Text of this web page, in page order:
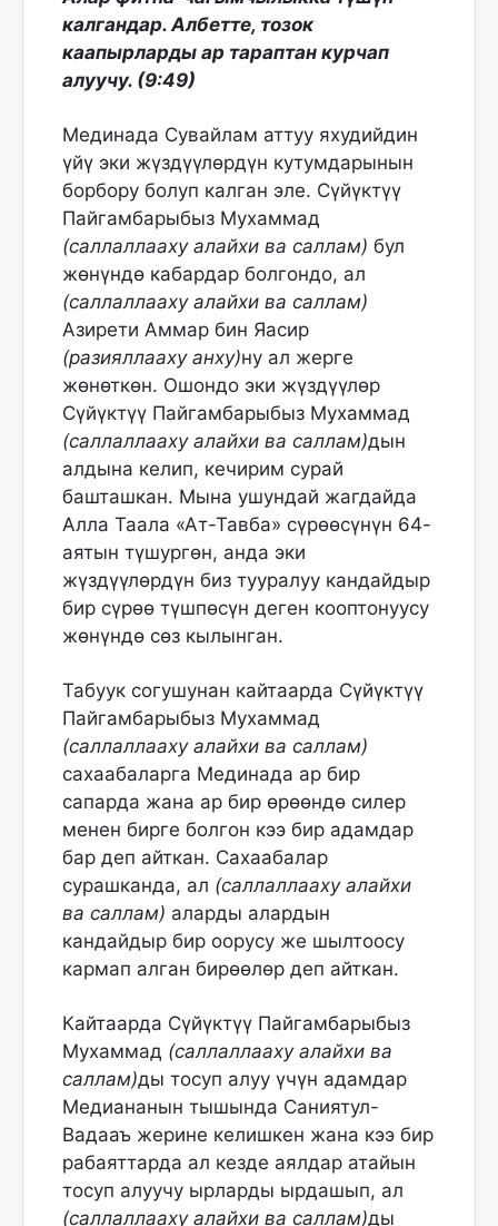
калгандар. Албетте, тозок
каапырларды ар тараптан курчап
алуучу. (9:49)
Мединада Сувайлам аттуу яхудийдин
үйү эки жүздүүлөрдүн кутумдарынын
борбору болуп калган эле. Сүйүктүү
Пайгамбарыбыз Мухаммад
(саллаллааху алайхи ва саллам) бул
жөнүндө кабардар болгондо, ал
(саллаллааху алайхи ва саллам)
Азирети Аммар бин Яасир
(разияллааху анху)ну ал жерге
жөнөткөн. Ошондо эки жүздүүлөр
Сүйүктүү Пайгамбарыбыз Мухаммад
(саллаллааху алайхи ва саллам)дын
алдына келип, кечирим сурай
башташкан. Мына ушундай жагдайда
Алла Таала «Ат-Тавба» сүрөөсүнүн 64-
аятын түшургөн, анда эки
жүздүүлөрдүн биз тууралуу кандайдыр
бир сүрөө түшпөсүн деген кооптонуусу
жөнүндө сөз кылынган.
Табуук согушунан кайтаарда Сүйүктүү
Пайгамбарыбыз Мухаммад
(саллаллааху алайхи ва саллам)
сахаабаларга Мединада ар бир
сапарда жана ар бир өрөөндө силер
менен бирге болгон кээ бир адамдар
бар деп айткан. Сахаабалар
сурашканда, ал (саллаллааху алайхи
ва саллам) аларды алардын
кандайдыр бир оорусу же шылтоосу
кармап алган бирөөлөр деп айткан.
Кайтаарда Сүйүктүү Пайгамбарыбыз
Мухаммад (саллаллааху алайхи ва
саллам)ды тосуп алуу үчүн адамдар
Медиананын тышында Саниятул-
Вадааъ жерине келишкен жана кээ бир
рабаяттарда ал кезде аялдар атайын
тосуп алуучу ырларды ырдашып, ал
(саллаллааху алайхи ва саллам)ды